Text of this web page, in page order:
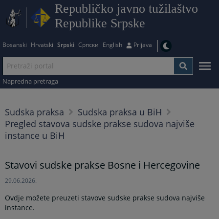
Republičko javno tužilaštvo
Republike Srpske
Bosanski Hrvatski Srpski Српски English Prijava
Napredna pretraga
Sudska praksa
Sudska praksa u BiH
Pregled stavova sudske prakse sudova najviše
instance u BiH
Stavovi sudske prakse Bosne i Hercegovine
29.06.2026.
Ovdje možete preuzeti stavove sudske prakse sudova najviše
instance.